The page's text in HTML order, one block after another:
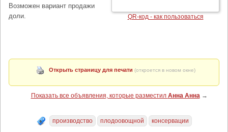
QR-код - как пользоваться
Возможен вариант продажи
доли.
Открыть страницу для печати (откроется в новом окне)
Показать все объявления, которые разместил Анна Анна→
производство плодоовощной консервации